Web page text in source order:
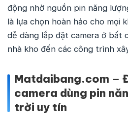
động nhờ nguồn pin năng
là lựa chọn hoàn hảo cho mọi
dễ dàng lắp đặt camera ở bất
nhà kho đến các công trình
Matdaibang.com –
camera dùng pin
trời uy tín